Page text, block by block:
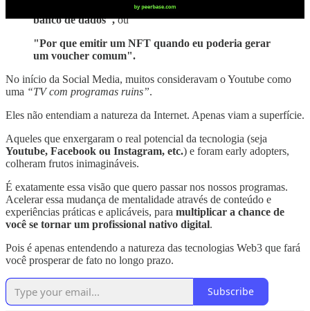
"Por que usar Blockchain ao invés de usar um
banco de dados",ou
"Por que emitir um NFT quando eu poderia gerar
um voucher comum".
No início da Social Media, muitos consideravam o Youtube como
uma “TV com programas ruins”.
Eles não entendiam a natureza da Internet. Apenas viam a superfície.
Aqueles que enxergaram o real potencial da tecnologia (seja
Youtube, Facebook ou Instagram, etc.) e foram early adopters,
colheram frutos inimagináveis.
É exatamente essa visão que quero passar nos nossos programas.
Acelerar essa mudança de mentalidade através de conteúdo e
experiências práticas e aplicáveis, para multiplicar a chance de
você se tornar um profissional nativo digital.
Pois é apenas entendendo a natureza das tecnologias Web3 que fará
você prosperar de fato no longo prazo.
Subscribe